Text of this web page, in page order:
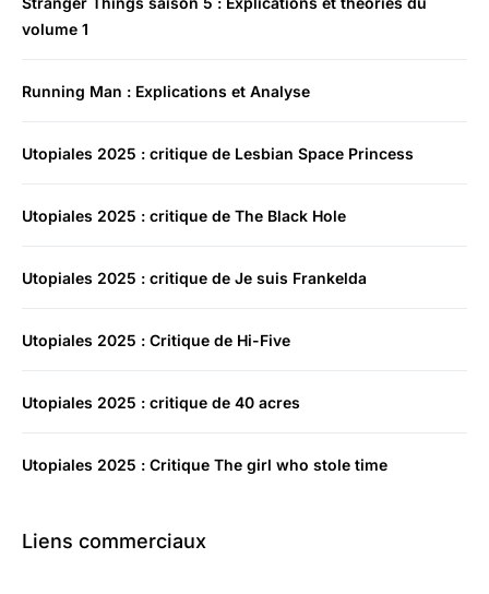
volume 1
Running Man : Explications et Analyse
Utopiales 2025 : critique de Lesbian Space Princess
Utopiales 2025 : critique de The Black Hole
Utopiales 2025 : critique de Je suis Frankelda
Utopiales 2025 : Critique de Hi-Five
Utopiales 2025 : critique de 40 acres
Utopiales 2025 : Critique The girl who stole time
Liens commerciaux